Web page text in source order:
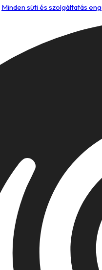
Minden süti és szolgáltatás